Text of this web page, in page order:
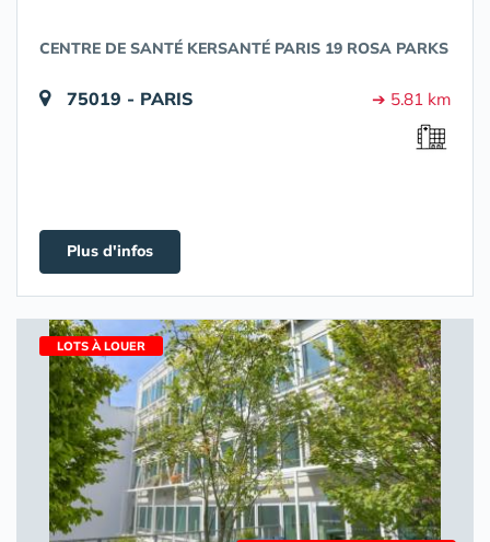
CENTRE DE SANTÉ KERSANTÉ PARIS 19 ROSA PARKS
75019 - PARIS ➔ 5.81 km
Plus d'infos
LOTS À LOUER